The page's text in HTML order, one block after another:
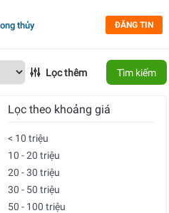
thủy ĐĂNG TIN
Lọc thêm Tìm kiếm
Lọc theo khoảng giá
< 10 triệu
10 - 20 triệu
20 - 30 triệu
30 - 50 triệu
50 - 100 triệu